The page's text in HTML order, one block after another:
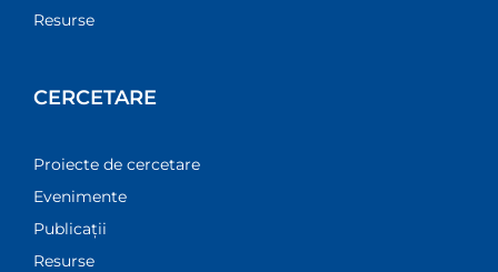
Resurse
CERCETARE
Proiecte de cercetare
Evenimente
Publicații
Resurse